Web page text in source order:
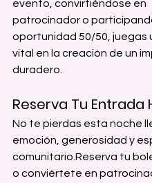
evento, convirtiéndose en
patrocinador o
oportunidad 50/50, juegas
vital en la creación de un
duradero.
Reserva Tu Entrada
No te pierdas esta noche
emoción, generosidad y
comunitario.Reserva tu
o conviértete en